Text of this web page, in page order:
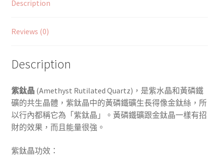
Description
Reviews (0)
Description
紫鈦晶(Amethyst Rutilated Quartz)， 是紫水晶和黃磷鐵
礦的共生晶體，紫鈦晶中的黃磷鐵礦生長得像金鈦絲，所
以行內都稱它為 「 紫鈦晶 」
。黃磷鐵礦跟金鈦晶一樣有招
財的效果，而且能量很強。
紫鈦晶功效：